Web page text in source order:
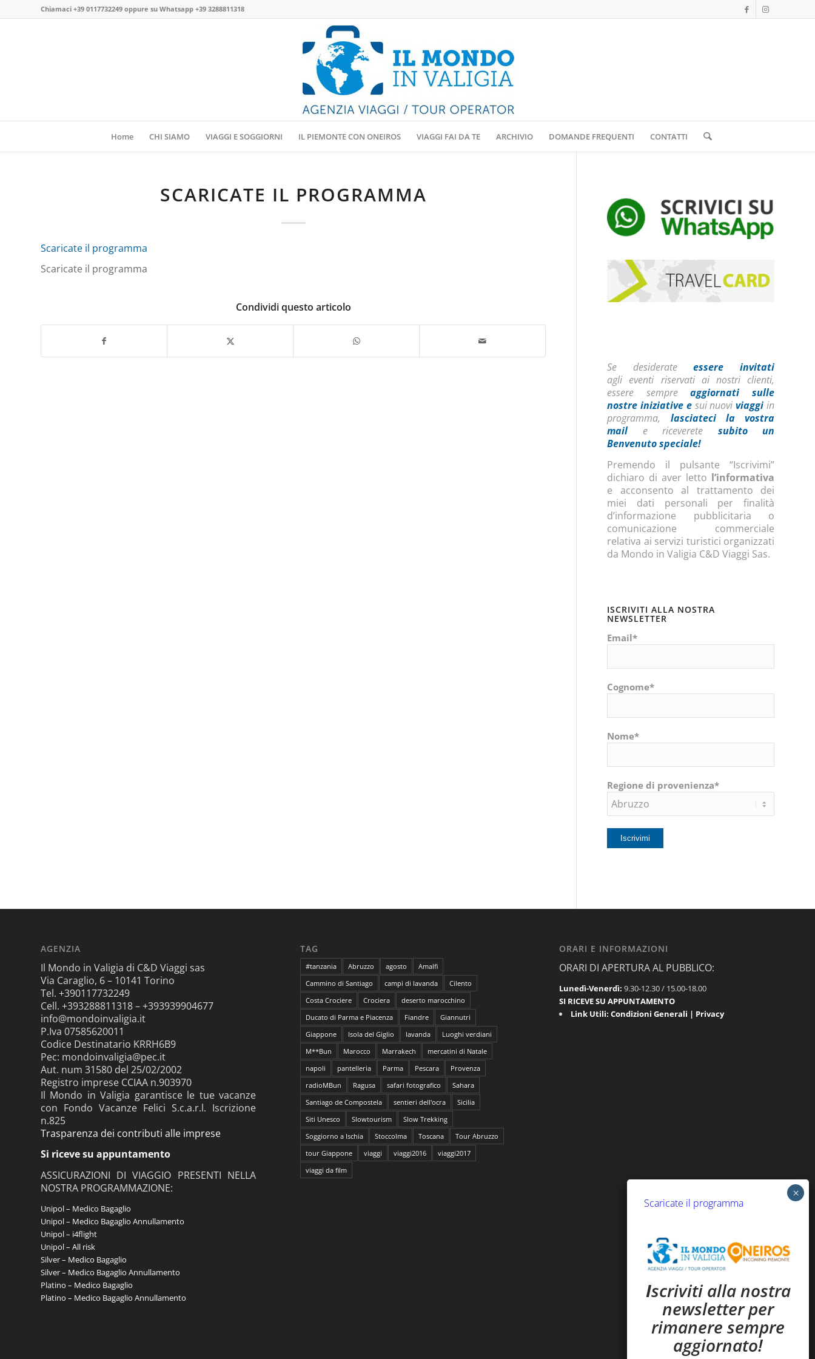
Chiamaci +39 0117732249 oppure su Whatsapp +39 3288811318
Home CHI SIAMO VIAGGI E SOGGIORNI IL PIEMONTE CON ONEIROS VIAGGI FAI DA TE ARCHIVIO DOMANDE FREQUENTI CONTATTI
SCARICATE IL PROGRAMMA
Scaricate il programma
Scaricate il programma
Condividi questo articolo
Se desiderateessere invitati
agli eventi riservati ai nostri clienti,
essere sempreaggiornati sulle
nostre iniziative esui nuoviviaggi in
programma, lasciateci la vostra
mail e riceverete subito un
Benvenuto speciale!
Premendo il pulsante “Iscrivimi”
dichiaro di aver letto l’informativa
e acconsento al trattamento dei
miei dati personali per finalità
d’informazione pubblicitaria o
comunicazione commerciale
relativa ai servizi turistici organizzati
da Mondo in Valigia C&D Viaggi Sas.
ISCRIVITI ALLA NOSTRA
NEWSLETTER
Email*
Cognome*
Nome*
Regione di provenienza*
AGENZIA
Il Mondo in Valigia di C&D Viaggi sas
Via Caraglio, 6 – 10141 Torino
Tel. +390117732249
Cell. +393288811318 – +393939904677
info@mondoinvaligia.it
P.Iva 07585620011
Codice Destinatario KRRH6B9
Pec: mondoinvaligia@pec.it
Aut. num 31580 del 25/02/2002
Registro imprese CCIAA n.903970
Il Mondo in Valigia garantisce le tue vacanze
con Fondo Vacanze Felici S.c.a.r.l. Iscrizione
n.825
Trasparenza dei contributi alle imprese
Si riceve su appuntamento
ASSICURAZIONI DI VIAGGIO PRESENTI NELLA
NOSTRA PROGRAMMAZIONE:
Unipol – Medico Bagaglio
Unipol – Medico Bagaglio Annullamento
Unipol – i4flight
Unipol – All risk
Silver – Medico Bagaglio
Silver – Medico Bagaglio Annullamento
Platino – Medico Bagaglio
Platino – Medico Bagaglio Annullamento
TAG
#tanzania Abruzzo agosto
Amalfi
Cammino di Santiago
campi di lavanda
Cilento
Costa Crociere
Crociera
deserto marocchino
Ducato di Parma e Piacenza
Fiandre
Giannutri
Giappone
Isola del Giglio lavanda
Luoghi verdiani
M**Bun
Marocco Marrakech
mercatini di Natale
napoli
pantelleria Parma Pescara
Provenza
radioMBun
Ragusa safari fotografico
Sahara
Santiago de Compostela
sentieri dell'ocra
Sicilia
Siti Unesco
Slowtourism
Slow Trekking
Soggiorno a Ischia
Stoccolma Toscana
Tour Abruzzo
tour Giappone
viaggi viaggi2016
viaggi2017
viaggi da film
ORARI E INFORMAZIONI
ORARI DI APERTURA AL PUBBLICO:
Lunedì-Venerdì:9.30-12.30 / 15.00-18.00
SI RICEVE SU APPUNTAMENTO
Link Utili:Condizioni Generali | Privacy
Scaricate il programma
Iscriviti alla nostra
newsletter per
rimanere sempre
aggiornato!